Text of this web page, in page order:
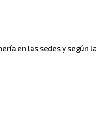
en las sedes y según